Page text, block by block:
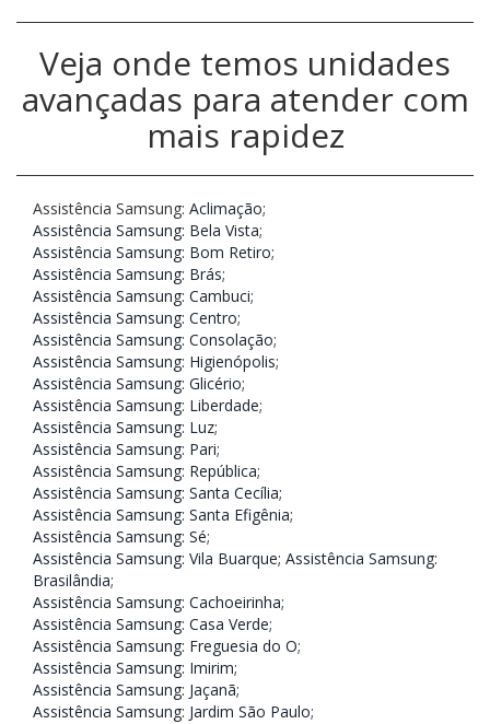
Veja onde temos unidades
avançadas para atender com
mais rapidez
Assistência Samsung: Aclimação;
Assistência Samsung: Bela Vista;
Assistência Samsung: Bom Retiro;
Assistência Samsung: Brás;
Assistência Samsung: Cambuci;
Assistência Samsung: Centro;
Assistência Samsung: Consolação;
Assistência Samsung: Higienópolis;
Assistência Samsung: Glicério;
Assistência Samsung: Liberdade;
Assistência Samsung: Luz;
Assistência Samsung: Pari;
Assistência Samsung: República;
Assistência Samsung: Santa Cecília;
Assistência Samsung: Santa Efigênia;
Assistência Samsung: Sé;
Assistência Samsung: Vila Buarque; Assistência Samsung:
Brasilândia;
Assistência Samsung: Cachoeirinha;
Assistência Samsung: Casa Verde;
Assistência Samsung: Freguesia do O;
Assistência Samsung: Imirim;
Assistência Samsung: Jaçanã;
Assistência Samsung: Jardim São Paulo;